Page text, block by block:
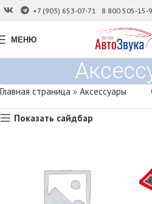
+7 (903) 653-07-71 8 800 505-15-
МЕНЮ
Главная страница » Аксессуары
Показать сайдбар